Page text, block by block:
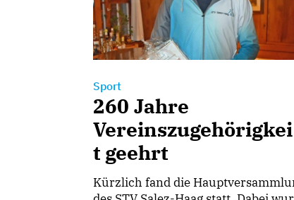
Sport
260 Jahre
Vereinszugehörigkei
t geehrt
Kürzlich fand die